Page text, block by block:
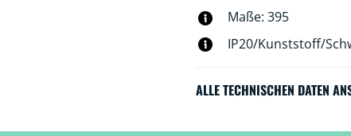
Maße: 395
IP20/Kunststoff/
ALLE TECHNISCHEN DATEN